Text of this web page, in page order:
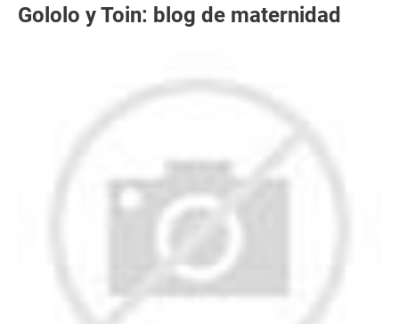
Gololo y Toin: blog de maternidad